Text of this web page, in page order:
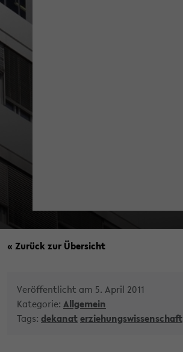
« Zurück zur Übersicht
Veröffentlicht am 5. April 2011
Kategorie: Allgemein
Tags: dekanaterziehungswissenschaft